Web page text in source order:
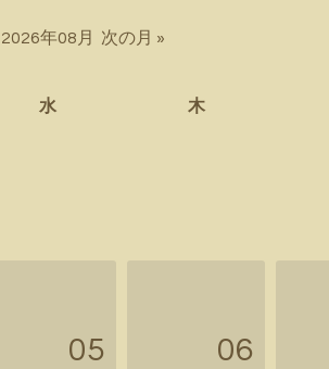
2026年08月 次の月 »
水 木
05 06